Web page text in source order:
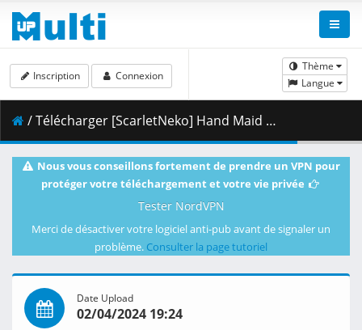
Thème
Langue
Inscription Connexion
/ Télécharger [ScarletNeko] Hand Maid May S1 [540p][AV1][FLAC][2393E6EE].mkv.002 ( 308.04 MB )
Nous vous conseillons fortement de prendre un VPN pour
protéger votre téléchargement et votre vie privée
Tester NordVPN
Merci de désactiver votre logiciel anti-pub avant de signaler un
problème. Consulter la page tutoriel
Date Upload
02/04/2024 19:24